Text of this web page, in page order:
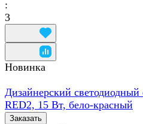
:
3
Новинка
Дизайнерский
RED2, 15 Вт, бело-красный
Заказать